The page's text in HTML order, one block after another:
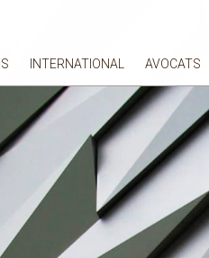
INTERNATIONAL AVOCATS